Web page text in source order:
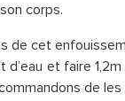
corps.
de cet
et faire
de